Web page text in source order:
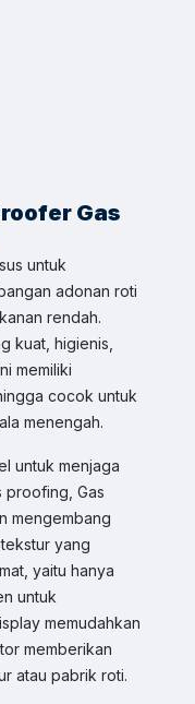
Gas
untuk
adonan roti
rendah.
kuat, higienis,
memiliki
cocok untuk
menengah.
untuk menjaga
proofing, Gas
mengembang
yang
yaitu hanya
untuk
memudahkan
memberikan
atau pabrik roti.
dan bantuan.